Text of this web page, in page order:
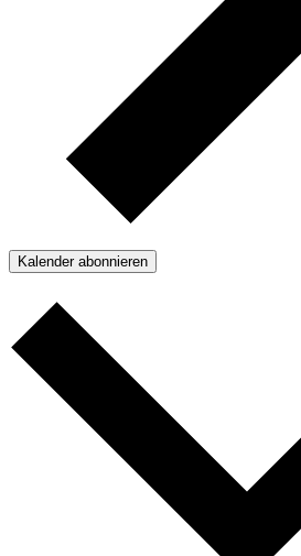
Kalender abonnieren